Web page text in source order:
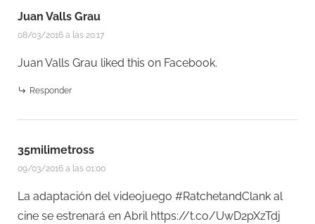
Juan Valls Grau
08/03/2016 a las 20:17
Juan Valls Grau liked this on Facebook.
Responder
35milimetross
09/03/2016 a las 01:00
La adaptación del videojuego #RatchetandClank al
cine se estrenará en Abril https://t.co/UwD2pXzTdj